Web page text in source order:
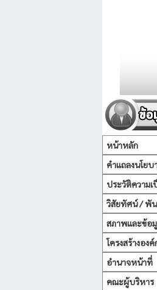
หน้าหลัก
คำแถลงนโย
ประวัติความเ
วิสัยทัศน์ / พั
สภาพและข้อ
โครงสร้างองค์
อำนาจหน้าที่
คณะผู้บริหาร